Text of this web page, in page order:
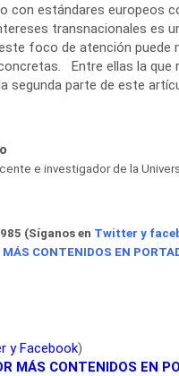
con estándares europeos
transnacionales es
foco de atención puede
Entre ellas la que
segunda parte de este
e investigador de la
(Síganos en Twitter y
MÁS CONTENIDOS EN
yFacebook)
MÁS CONTENIDOS EN